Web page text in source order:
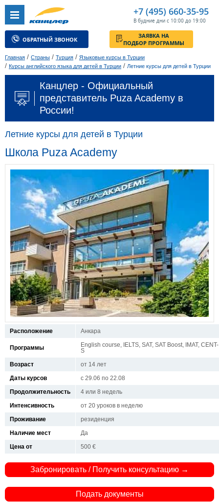
+7 (495) 660-35-95
В будние дни с 10:00 до 19:00
ОБРАТНЫЙ ЗВОНОК
ЗАЯВКА НА
ПОДБОР ПРОГРАММЫ
Главная / Страны / Турция / Языковые курсы в Турции
/ Курсы английского языка для детей в Турции / Летние курсы для детей в Турции
Канцлер - Официальный
представитель Puza Academy в
России!
Летние курсы для детей в Турции
Школа Puza Academy
Расположение Анкара
Программы
English course, IELTS, SAT, SAT Boost, IMAT, CENT-
S
Возраст
от 14 лет
Даты курсов
с 29.06 по 22.08
Продолжительность
4 или 8 недель
Интенсивность
от 20 уроков в неделю
Проживание
резиденция
Наличие мест
Да
Цена от
500 €
Забронировать / Получить консультацию →
Подать документы